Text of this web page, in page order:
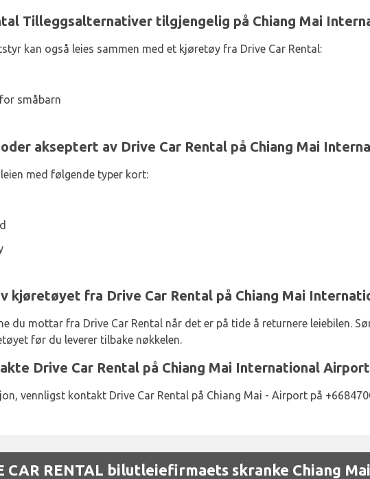
Tilleggsalternativer tilgjengelig på Chiang Mai
kan også leies sammen med et kjøretøy fra Drive Car Rental:
småbarn
akseptert av Drive Car Rental på Chiang Mai
med følgende typer kort:
kjøretøyet fra Drive Car Rental på Chiang Mai
du mottar fra Drive Car Rental når det er på tide å returnere leiebilen.
før du leverer tilbake nøkkelen.
Drive Car Rental på Chiang Mai International Airport
vennligst kontakt Drive Car Rental på Chiang Mai - Airport på
CAR RENTAL bilutleiefirmaets skranke Chiang